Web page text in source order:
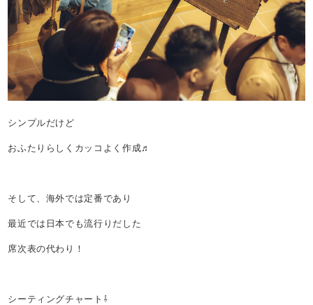
シンプルだけど
おふたりらしくカッコよく作成♬
そして、海外では定番であり
最近では日本でも流行りだした
席次表の代わり！
シーティングチャート⇩